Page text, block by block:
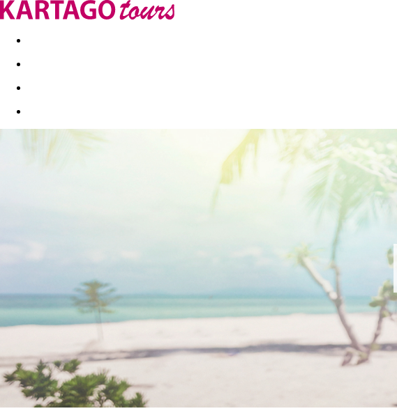
Last minute Dovolenkové kluby